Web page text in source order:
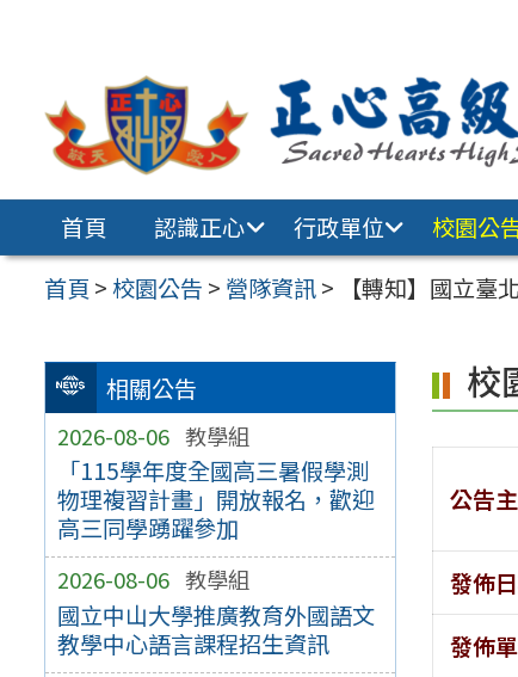
首頁 認識正心 行政單位 校園公
首頁 >校園公告 > 營隊資訊> 【轉知】國立
相關公告
2026-08-06 教學組
「115學年度全國高三暑假學測
物理複習計畫」開放報名，歡迎
高三同學踴躍參加
2026-08-06 教學組
國立中山大學推廣教育外國語文
教學中心語言課程招生資訊
校
公告
發佈
發佈